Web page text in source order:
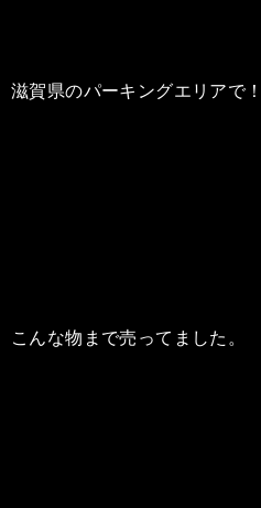
滋賀県のパーキングエリアで！
こんな物まで売ってました。